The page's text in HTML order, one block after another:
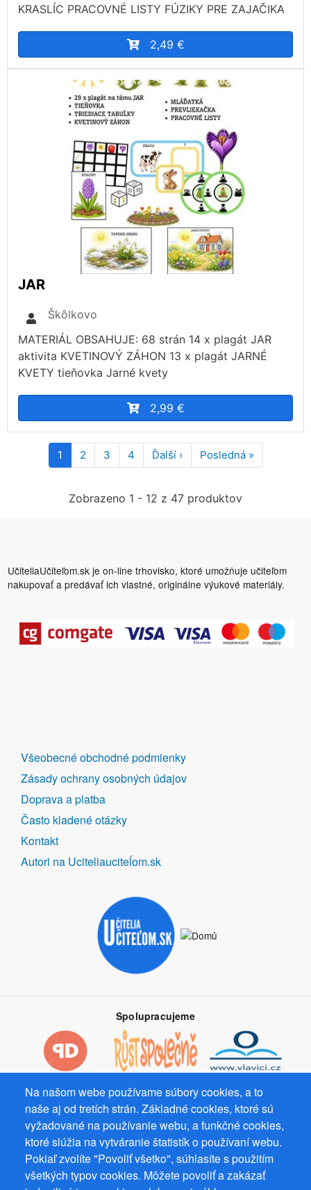
KRASLÍC PRACOVNÉ LISTY FÚZIKY PRE ZAJAČIKA
2,49 €
JAR
Škôlkovo
MATERIÁL OBSAHUJE: 68 strán 14 x plagát JAR
aktivita KVETINOVÝ ZÁHON 13 x plagát JARNÉ
KVETY tieňovka Jarné kvety
2,99 €
Pagination
1 2 3 4 Ďalší ›Ďalšia
strana
Posledná »
strana
Zobrazeno 1 - 12 z 47 produktov
UčiteliaUčiteľom.sk je on-line trhovisko, ktoré umožňuje učiteľom
nakupovať a predávať ich vlastné, originálne výukové materiály.
Na našom webe používame súbory cookies, a to
naše aj od tretích strán. Základné cookies, ktoré sú
vyžadované na používanie webu, a funkčné cookies,
ktoré slúžia na vytváranie štatistík o používaní webu.
Pokiaľ zvolíte "Povoliť všetko", súhlasíte s použitím
všetkých typov cookies. Môžete povoliť a zakázať
DALŠÍ
ODKAZY
Všeobecné obchodné podmienky
Zásady ochrany osobných údajov
Doprava a platba
Často kladené otázky
Kontakt
Autori na Uciteliauciteĺom.sk
Spolupracujeme
Prevádzkovateľ: Mgr. Bc. Žaneta Radimecká, MBA, Ostrov 256, 561
22 Ostrov, IČ 08993033, DIČ CZ9161263958
© 2026PuzzleWebss.r.o.